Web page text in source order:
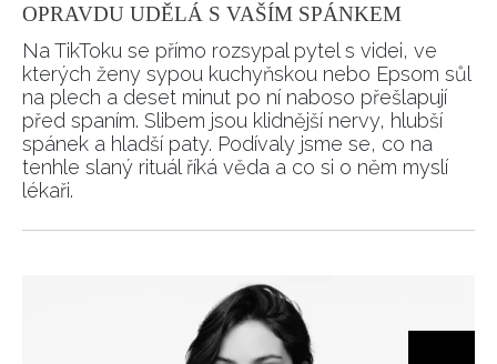
OPRAVDU UDĚLÁ S VAŠÍM SPÁNKEM
Na TikToku se přímo rozsypal pytel s videi, ve
kterých ženy sypou kuchyňskou nebo Epsom sůl
na plech a deset minut po ní naboso přešlapují
před spaním. Slibem jsou klidnější nervy, hlubší
spánek a hladší paty. Podívaly jsme se, co na
tenhle slaný rituál říká věda a co si o něm myslí
lékaři.